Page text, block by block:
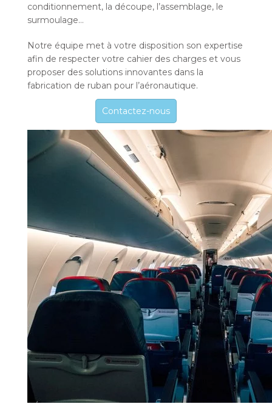
conditionnement, la découpe, l’assemblage, le
surmoulage…
Notre équipe met à votre disposition son expertise
afin de respecter votre cahier des charges et vous
proposer des solutions innovantes dans la
fabrication de ruban pour l’aéronautique.
Contactez-nous